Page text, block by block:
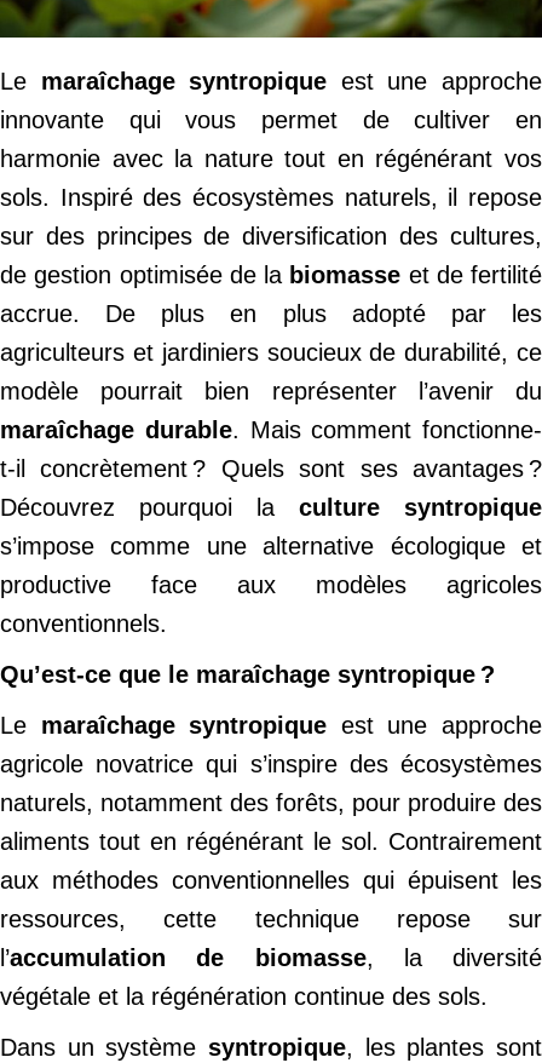
Le maraîchage syntropique est une approche
innovante qui vous permet de cultiver en
harmonie avec la nature tout en régénérant vos
sols. Inspiré des écosystèmes naturels, il repose
sur des principes de diversification des cultures,
de gestion optimisée de la biomasse et de fertilité
accrue. De plus en plus adopté par les
agriculteurs et jardiniers soucieux de durabilité, ce
modèle pourrait bien représenter l’avenir du
maraîchage durable. Mais comment fonctionne-
t-il concrètement ? Quels sont ses avantages ?
Découvrez pourquoi la culture syntropique
s’impose comme une alternative écologique et
productive face aux modèles agricoles
conventionnels.
Qu’est-ce que le maraîchage syntropique ?
Le maraîchage syntropique est une approche
agricole novatrice qui s’inspire des écosystèmes
naturels, notamment des forêts, pour produire des
aliments tout en régénérant le sol. Contrairement
aux méthodes conventionnelles qui épuisent les
ressources, cette technique repose sur
l’accumulation de biomasse, la diversité
végétale et la régénération continue des sols.
Dans un système syntropique, les plantes sont